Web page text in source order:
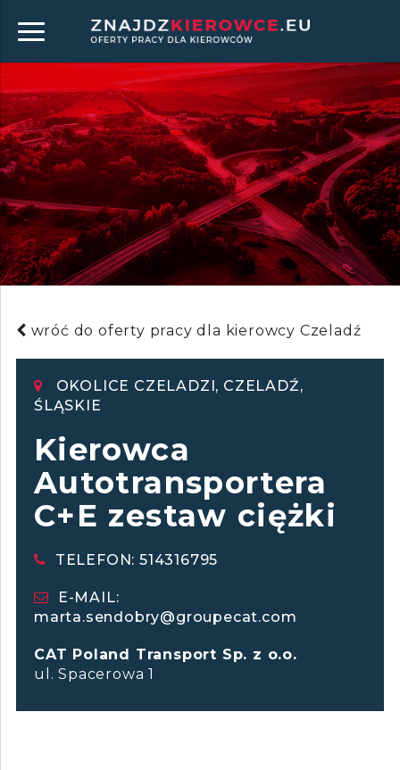
wróć do oferty pracy dla kierowcy Czeladź
OKOLICE CZELADZI, CZELADŹ,
ŚLĄSKIE
Kierowca
Autotransportera
C+E zestaw ciężki
TELEFON: 514316795
E-MAIL:
marta.sendobry@groupecat.com
CAT Poland Transport Sp. z o.o.
ul. Spacerowa 1